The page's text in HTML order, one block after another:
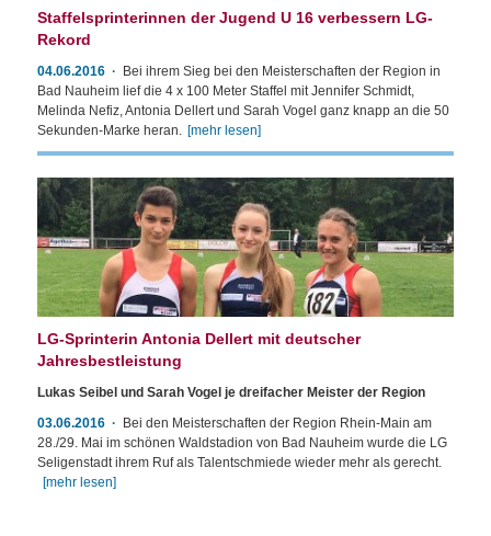
Staffelsprinterinnen der Jugend U 16 verbessern LG-
Rekord
04.06.2016
Bei ihrem Sieg bei den Meisterschaften der Region in
Bad Nauheim lief die 4 x 100 Meter Staffel mit Jennifer Schmidt,
Melinda Nefiz, Antonia Dellert und Sarah Vogel ganz knapp an die 50
Sekunden-Marke heran. [mehr lesen]
LG-Sprinterin Antonia Dellert mit deutscher
Jahresbestleistung
Lukas Seibel und Sarah Vogel je dreifacher Meister der Region
03.06.2016
Bei den Meisterschaften der Region Rhein-Main am
28./29. Mai im schönen Waldstadion von Bad Nauheim wurde die LG
Seligenstadt ihrem Ruf als Talentschmiede wieder mehr als gerecht.
[mehr lesen]